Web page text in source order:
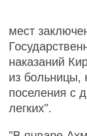
мест
наказаний
из больницы,
поселения с
легких".